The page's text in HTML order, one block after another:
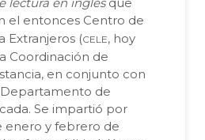
el entonces Centro de
Extranjeros (cele, hoy
Coordinación de
en conjunto con
de
Se impartió por
enero y febrero de